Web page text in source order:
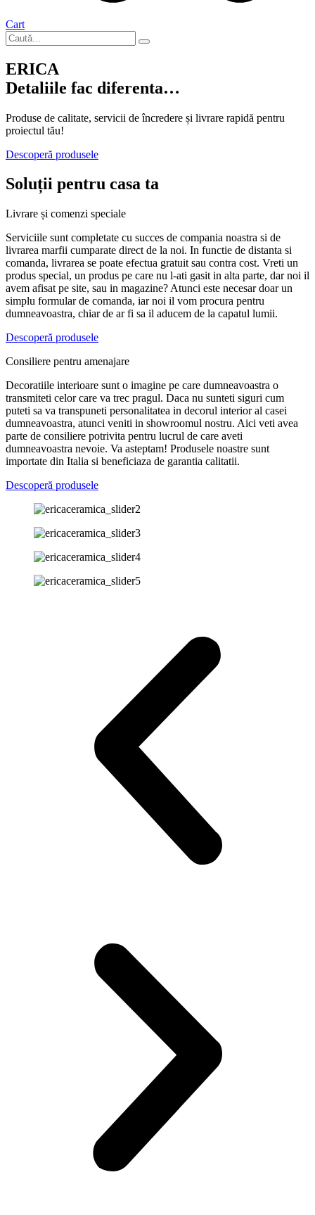
Cart
ERICA
Detaliile fac diferenta…
Produse de calitate, servicii de încredere și livrare rapidă pentru
proiectul tău!
Descoperă produsele
Soluții pentru casa ta
Livrare și comenzi speciale
Serviciile sunt completate cu succes de compania noastra si de
livrarea marfii cumparate direct de la noi. In functie de distanta si
comanda, livrarea se poate efectua gratuit sau contra cost. Vreti un
produs special, un produs pe care nu l-ati gasit in alta parte, dar noi il
avem afisat pe site, sau in magazine? Atunci este necesar doar un
simplu formular de comanda, iar noi il vom procura pentru
dumneavoastra, chiar de ar fi sa il aducem de la capatul lumii.
Descoperă produsele
Consiliere pentru amenajare
Decoratiile interioare sunt o imagine pe care dumneavoastra o
transmiteti celor care va trec pragul. Daca nu sunteti siguri cum
puteti sa va transpuneti personalitatea in decorul interior al casei
dumneavoastra, atunci veniti in showroomul nostru. Aici veti avea
parte de consiliere potrivita pentru lucrul de care aveti
dumneavoastra nevoie. Va asteptam! Produsele noastre sunt
importate din Italia si beneficiaza de garantia calitatii.
Descoperă produsele